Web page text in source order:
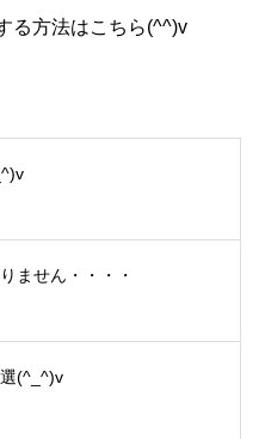
る方法はこちら(^^)v
ません・・・・
(^_^)v